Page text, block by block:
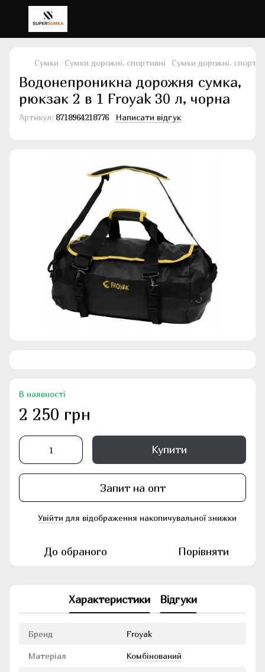
Сумки Сумки дорожні, спортивні Сумки дорожні,
Водонепроникна дорожня сумка,
рюкзак 2 в 1 Froyak 30 л, чорна
Артикул: 8718964218776 Написати відгук
В наявності
2 250 грн
Купити
Запит на опт
Увійти для відображення накопичувальної знижки
До обраного Порівняти
Характеристики Відгуки
Бренд Froyak
Матеріал Комбінований